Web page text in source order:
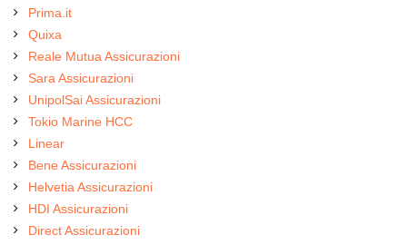
Prima.it
Quixa
Reale Mutua Assicurazioni
Sara Assicurazioni
UnipolSai Assicurazioni
Tokio Marine HCC
Linear
Bene Assicurazioni
Helvetia Assicurazioni
HDI Assicurazioni
Direct Assicurazioni